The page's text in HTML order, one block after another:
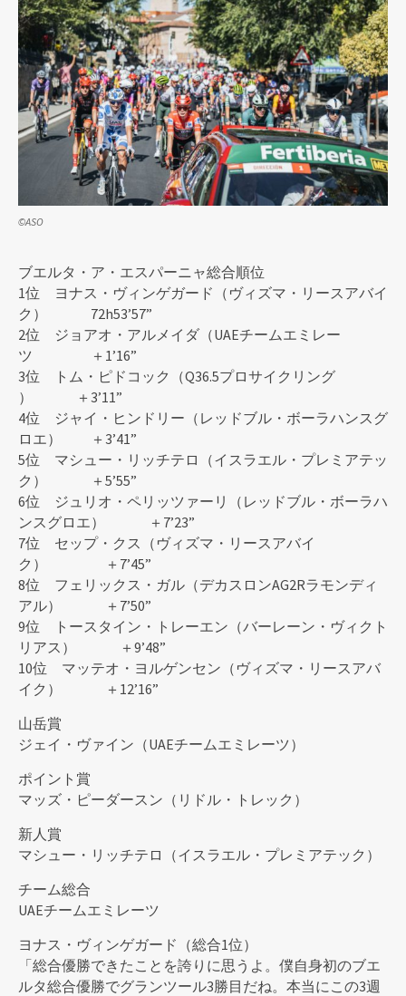
©ASO
ブエルタ・ア・エスパーニャ総合順位
1位 ヨナス・ヴィンゲガード（ヴィズマ・リースアバイ
ク） 72h53’57”
2位 ジョアオ・アルメイダ（UAEチームエミレー
ツ ＋1’16”
3位 トム・ピドコック（Q36.5プロサイクリング
） ＋3’11”
4位 ジャイ・ヒンドリー（レッドブル・ボーラハンスグ
ロエ） ＋3’41”
5位 マシュー・リッチテロ（イスラエル・プレミアテッ
ク） ＋5’55”
6位 ジュリオ・ペリッツァーリ（レッドブル・ボーラハ
ンスグロエ） ＋7’23”
7位 セップ・クス（ヴィズマ・リースアバイ
ク） ＋7’45”
8位 フェリックス・ガル（デカスロンAG2Rラモンディ
アル） ＋7’50”
9位 トースタイン・トレーエン（バーレーン・ヴィクト
リアス） ＋9’48”
10位 マッテオ・ヨルゲンセン（ヴィズマ・リースアバ
イク） ＋12’16”
山岳賞
ジェイ・ヴァイン（UAEチームエミレーツ）
ポイント賞
マッズ・ピーダースン（リドル・トレック）
新人賞
マシュー・リッチテロ（イスラエル・プレミアテック）
チーム総合
UAEチームエミレーツ
ヨナス・ヴィンゲガード（総合1位）
「総合優勝できたことを誇りに思うよ。僕自身初のブエ
ルタ総合優勝でグランツール3勝目だね。本当にこの3週